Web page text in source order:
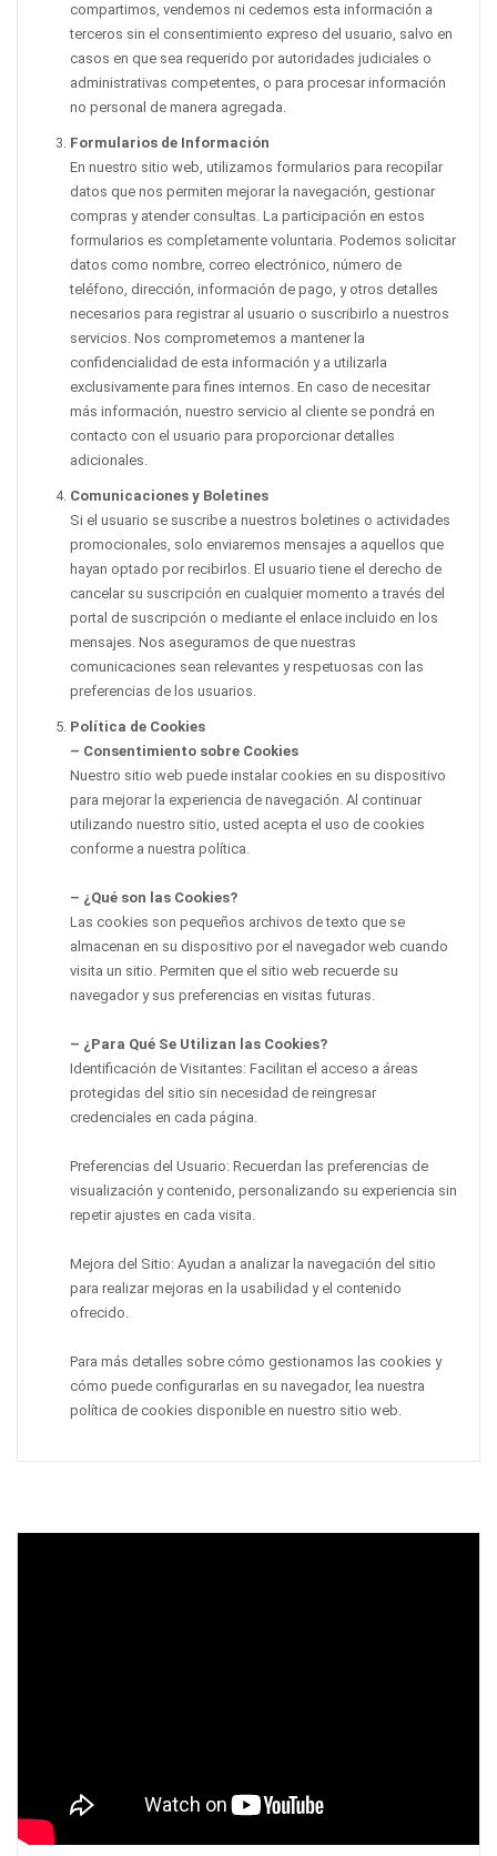
compartimos, vendemos ni cedemos esta información a
terceros sin el consentimiento expreso del usuario, salvo en
casos en que sea requerido por autoridades judiciales o
administrativas competentes, o para procesar información
no personal de manera agregada.
Formularios de Información
En nuestro sitio web, utilizamos formularios para recopilar
datos que nos permiten mejorar la navegación, gestionar
compras y atender consultas. La participación en estos
formularios es completamente voluntaria. Podemos solicitar
datos como nombre, correo electrónico, número de
teléfono, dirección, información de pago, y otros detalles
necesarios para registrar al usuario o suscribirlo a nuestros
servicios. Nos comprometemos a mantener la
confidencialidad de esta información y a utilizarla
exclusivamente para fines internos. En caso de necesitar
más información, nuestro servicio al cliente se pondrá en
contacto con el usuario para proporcionar detalles
adicionales.
Comunicaciones y Boletines
Si el usuario se suscribe a nuestros boletines o actividades
promocionales, solo enviaremos mensajes a aquellos que
hayan optado por recibirlos. El usuario tiene el derecho de
cancelar su suscripción en cualquier momento a través del
portal de suscripción o mediante el enlace incluido en los
mensajes. Nos aseguramos de que nuestras
comunicaciones sean relevantes y respetuosas con las
preferencias de los usuarios.
Política de Cookies
– Consentimiento sobre Cookies
Nuestro sitio web puede instalar cookies en su dispositivo
para mejorar la experiencia de navegación. Al continuar
utilizando nuestro sitio, usted acepta el uso de cookies
conforme a nuestra política.
– ¿Qué son las Cookies?
Las cookies son pequeños archivos de texto que se
almacenan en su dispositivo por el navegador web cuando
visita un sitio. Permiten que el sitio web recuerde su
navegador y sus preferencias en visitas futuras.
– ¿Para Qué Se Utilizan las Cookies?
Identificación de Visitantes: Facilitan el acceso a áreas
protegidas del sitio sin necesidad de reingresar
credenciales en cada página.
Preferencias del Usuario: Recuerdan las preferencias de
visualización y contenido, personalizando su experiencia sin
repetir ajustes en cada visita.
Mejora del Sitio: Ayudan a analizar la navegación del sitio
para realizar mejoras en la usabilidad y el contenido
ofrecido.
Para más detalles sobre cómo gestionamos las cookies y
cómo puede configurarlas en su navegador, lea nuestra
política de cookies disponible en nuestro sitio web.